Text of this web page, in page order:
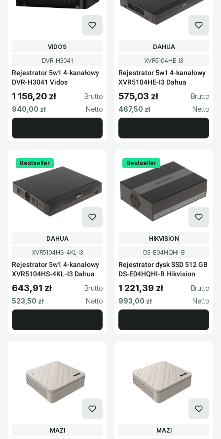
Kod produktu
DVR-H3041
Rejestrator 5w1 4-kanałowy
DVR-H3041 Vidos
PRODUCENT
VIDOS
Cena brutto
1 156,20 zł
Cena netto
940,00 zł
Kod produktu
XVR5104HE-I3
Rejestrator 5w1 4-kanałowy
XVR5104HE-I3 Dahua
PRODUCENT
DAHUA
Cena brutto
575,03 zł
Cena netto
467,50 zł
Bestseller
Kod produktu
XVR5104HS-4KL-I3
Rejestrator 5w1 4-kanałowy
XVR5104HS-4KL-I3 Dahua
PRODUCENT
DAHUA
Cena brutto
643,91 zł
Cena netto
523,50 zł
Bestseller
Kod produktu
DS-E04HQHI-B
Rejestrator dysk SSD 512 GB
DS-E04HQHI-B Hikvision
PRODUCENT
HIKVISION
Cena brutto
1 221,39 zł
Cena netto
993,00 zł
PRODUCENT
MAZI PRODUCENT
MAZI